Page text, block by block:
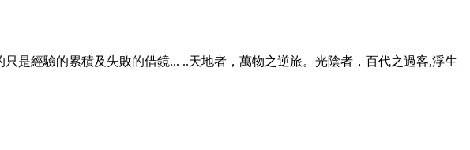
是經驗的累積及失敗的借鏡... ..天地者，萬物之逆旅。光陰者，百代之過客,浮生